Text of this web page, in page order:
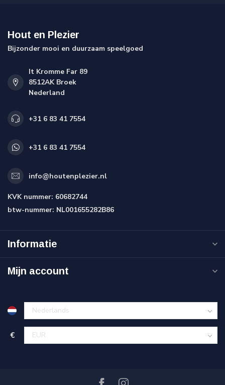
Hout en Plezier
Bijzonder mooi en duurzaam speelgoed
It Kromme Far 89
8512AK Broek
Nederland
+31 6 83 41 7554
+31 6 83 41 7554
info@houtenplezier.nl
KVK nummer: 60682744
btw-nummer: NL001655282B86
Informatie
Mijn account
€